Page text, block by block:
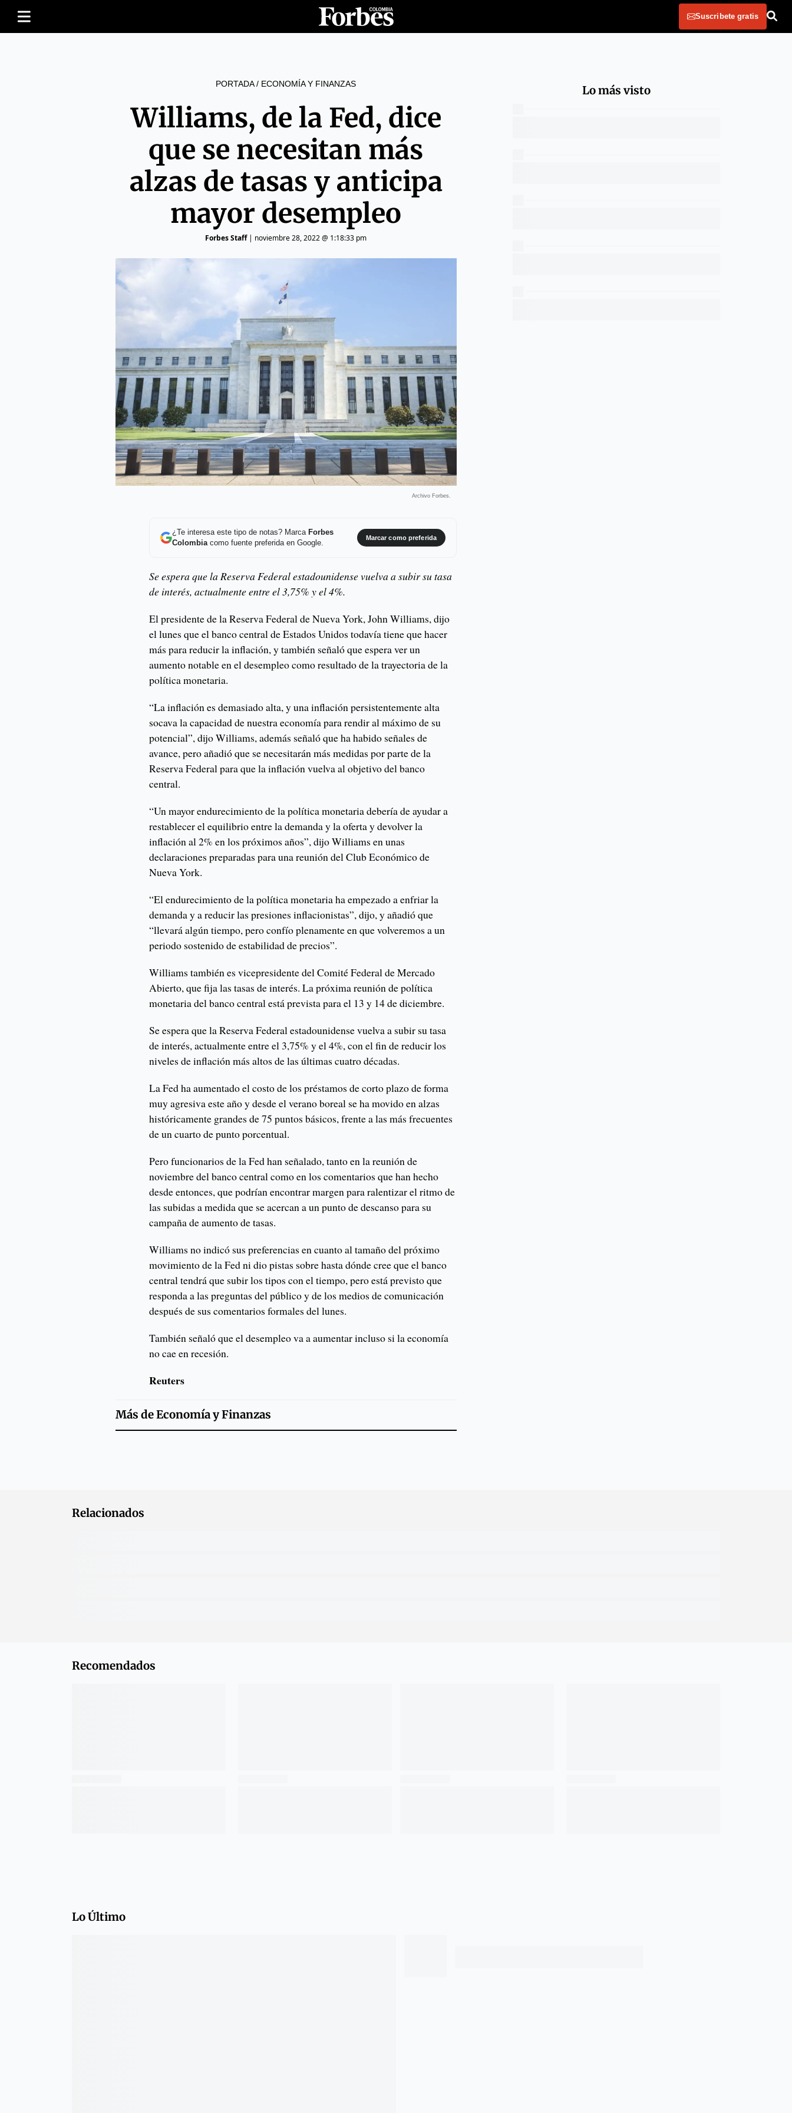
Suscribete gratis
PORTADA/ ECONOMÍA Y FINANZAS
Williams, de la Fed, dice
que se necesitan más
alzas de tasas y anticipa
mayor desempleo
Forbes Staff| noviembre 28, 2022 @ 1:18:33 pm
Archivo Forbes.
¿Te interesa este tipo de notas? Marca Forbes
Colombiacomo fuente preferida en Google.
Marcar como preferida
Se espera que la Reserva Federal estadounidense vuelva a subir su tasa
de interés, actualmente entre el 3,75% y el 4%.
El presidente de la Reserva Federal de Nueva York, John Williams, dijo
el lunes que el banco central de Estados Unidos todavía tiene que hacer
más para reducir la inflación, y también señaló que espera ver un
aumento notable en el desempleo como resultado de la trayectoria de la
política monetaria.
“La inflación es demasiado alta, y una inflación persistentemente alta
socava la capacidad de nuestra economía para rendir al máximo de su
potencial”, dijo Williams, además señaló que ha habido señales de
avance, pero añadió que se necesitarán más medidas por parte de la
Reserva Federal para que la inflación vuelva al objetivo del banco
central.
“Un mayor endurecimiento de la política monetaria debería de ayudar a
restablecer el equilibrio entre la demanda y la oferta y devolver la
inflación al 2% en los próximos años”, dijo Williams en unas
declaraciones preparadas para una reunión del Club Económico de
Nueva York.
“El endurecimiento de la política monetaria ha empezado a enfriar la
demanda y a reducir las presiones inflacionistas”, dijo, y añadió que
“llevará algún tiempo, pero confío plenamente en que volveremos a un
periodo sostenido de estabilidad de precios”.
Williams también es vicepresidente del Comité Federal de Mercado
Abierto, que fija las tasas de interés. La próxima reunión de política
monetaria del banco central está prevista para el 13 y 14 de diciembre.
Se espera que la Reserva Federal estadounidense vuelva a subir su tasa
de interés, actualmente entre el 3,75% y el 4%, con el fin de reducir los
niveles de inflación más altos de las últimas cuatro décadas.
La Fed ha aumentado el costo de los préstamos de corto plazo de forma
muy agresiva este año y desde el verano boreal se ha movido en alzas
históricamente grandes de 75 puntos básicos, frente a las más frecuentes
de un cuarto de punto porcentual.
Pero funcionarios de la Fed han señalado, tanto en la reunión de
noviembre del banco central como en los comentarios que han hecho
desde entonces, que podrían encontrar margen para ralentizar el ritmo de
las subidas a medida que se acercan a un punto de descanso para su
campaña de aumento de tasas.
Williams no indicó sus preferencias en cuanto al tamaño del próximo
movimiento de la Fed ni dio pistas sobre hasta dónde cree que el banco
central tendrá que subir los tipos con el tiempo, pero está previsto que
responda a las preguntas del público y de los medios de comunicación
después de sus comentarios formales del lunes.
También señaló que el desempleo va a aumentar incluso si la economía
no cae en recesión.
Reuters
Más deEconomía y Finanzas
Lo más visto
Relacionados
Recomendados
Lo Último